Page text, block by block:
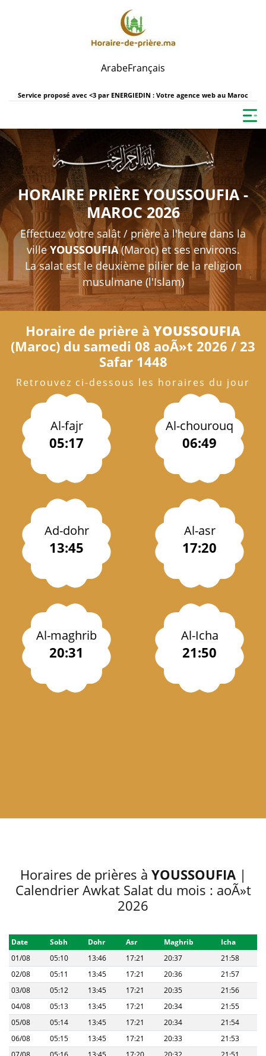
ArabeFrançais
Service proposé avec <3 par ENERGIEDIN : Votre agence web au Maroc
HORAIRE PRIÈRE YOUSSOUFIA -
MAROC 2026
Effectuez votre salât / prière à l'heure dans la
villeYOUSSOUFIA(Maroc) et ses environs.
La salat est le deuxième pilier de la religion
musulmane (l'Islam)
Horaire de prière à YOUSSOUFIA
(Maroc) du samedi 08 aoÃ»t 2026 / 23
Safar 1448
Retrouvez ci-dessous les horaires du jour
Al-fajr
05:17
Al-chourouq
06:49
Ad-dohr
13:45
Al-asr
17:20
Al-maghrib
20:31
Al-Icha
21:50
Horaires de prières à YOUSSOUFIA|
Calendrier Awkat Salat du mois : aoÃ»t
2026
Date Sobh Dohr Asr Maghrib
Icha
01/08
05:10 13:46 17:21 20:37
21:58
02/08
05:11 13:45 17:21 20:36
21:57
03/08
05:12 13:45 17:21 20:35
21:56
04/08
05:13 13:45 17:21 20:34
21:55
05/08
05:14 13:45 17:21 20:34
21:54
06/08
05:15 13:45 17:21 20:33
21:53